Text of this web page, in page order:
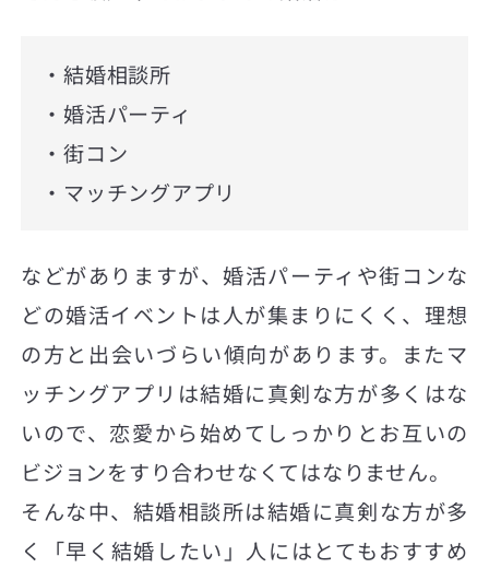
・結婚相談所
・婚活パーティ
・街コン
・マッチングアプリ
などがありますが、婚活パーティや街コンな
どの婚活イベントは人が集まりにくく、理想
の方と出会いづらい傾向があります。またマ
ッチングアプリは結婚に真剣な方が多くはな
いので、恋愛から始めてしっかりとお互いの
ビジョンをすり合わせなくてはなりません。
そんな中、結婚相談所は結婚に真剣な方が多
く「早く結婚したい」人にはとてもおすすめ